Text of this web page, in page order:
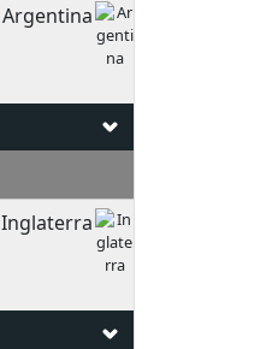
Argentina
Inglaterra